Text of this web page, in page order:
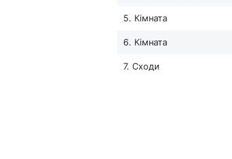
5. Кімната
6. Кімната
7. Сходи